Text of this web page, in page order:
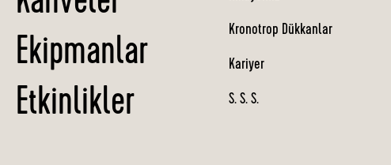
Ekipmanlar
Etkinlikler
Kronotrop Dükkanlar
Kariyer
S. S. S.